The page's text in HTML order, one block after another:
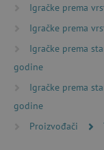
Igračke prema
Igračke prema
Igračke prema
godine
Igračke prema
godine
Proizvođači
računa.
potrebnih